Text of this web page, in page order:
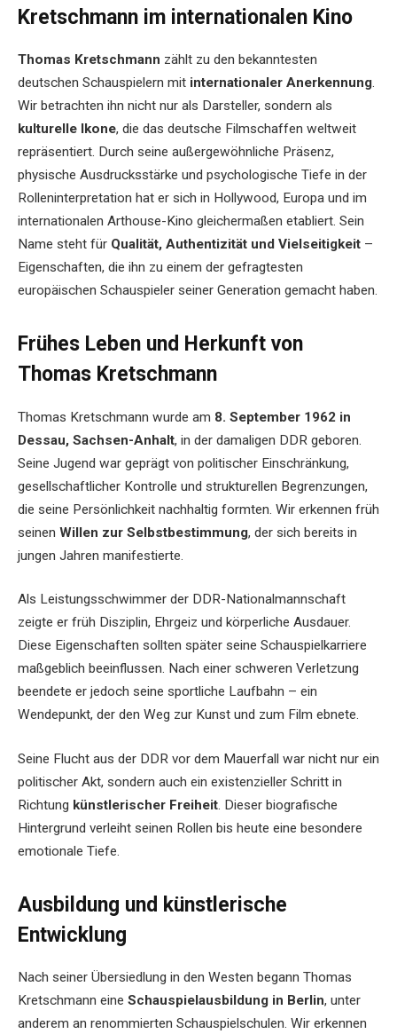
Kretschmann im internationalen Kino
Thomas Kretschmann zählt zu den bekanntesten
deutschen Schauspielern mit internationaler Anerkennung.
Wir betrachten ihn nicht nur als Darsteller, sondern als
kulturelle Ikone, die das deutsche Filmschaffen weltweit
repräsentiert. Durch seine außergewöhnliche Präsenz,
physische Ausdrucksstärke und psychologische Tiefe in der
Rolleninterpretation hat er sich in Hollywood, Europa und im
internationalen Arthouse-Kino gleichermaßen etabliert. Sein
Name steht für Qualität, Authentizität und Vielseitigkeit –
Eigenschaften, die ihn zu einem der gefragtesten
europäischen Schauspieler seiner Generation gemacht haben.
Frühes Leben und Herkunft von
Thomas Kretschmann
Thomas Kretschmann wurde am 8. September 1962 in
Dessau, Sachsen-Anhalt, in der damaligen DDR geboren.
Seine Jugend war geprägt von politischer Einschränkung,
gesellschaftlicher Kontrolle und strukturellen Begrenzungen,
die seine Persönlichkeit nachhaltig formten. Wir erkennen früh
seinen Willen zur Selbstbestimmung, der sich bereits in
jungen Jahren manifestierte.
Als Leistungsschwimmer der DDR-Nationalmannschaft
zeigte er früh Disziplin, Ehrgeiz und körperliche Ausdauer.
Diese Eigenschaften sollten später seine Schauspielkarriere
maßgeblich beeinflussen. Nach einer schweren Verletzung
beendete er jedoch seine sportliche Laufbahn – ein
Wendepunkt, der den Weg zur Kunst und zum Film ebnete.
Seine Flucht aus der DDR vor dem Mauerfall war nicht nur ein
politischer Akt, sondern auch ein existenzieller Schritt in
Richtung künstlerischer Freiheit. Dieser biografische
Hintergrund verleiht seinen Rollen bis heute eine besondere
emotionale Tiefe.
Ausbildung und künstlerische
Entwicklung
Nach seiner Übersiedlung in den Westen begann Thomas
Kretschmann eine Schauspielausbildung in Berlin, unter
anderem an renommierten Schauspielschulen. Wir erkennen